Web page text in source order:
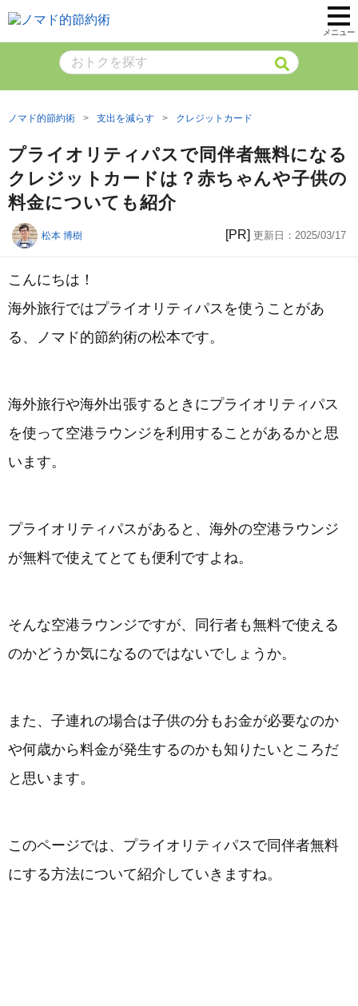
メニュー
ノマド的節約術 支出を減らす クレジットカード
プライオリティパスで同伴者無料になる
クレジットカードは？赤ちゃんや子供の
料金についても紹介
松本 博樹 [PR] 更新日： 2025/03/17
こんにちは！
海外旅行ではプライオリティパスを使うことがあ
る、ノマド的節約術の松本です。
海外旅行や海外出張するときにプライオリティパス
を使って空港ラウンジを利用することがあるかと思
います。
プライオリティパスがあると、海外の空港ラウンジ
が無料で使えてとても便利ですよね。
そんな空港ラウンジですが、同行者も無料で使える
のかどうか気になるのではないでしょうか。
また、子連れの場合は子供の分もお金が必要なのか
や何歳から料金が発生するのかも知りたいところだ
と思います。
このページでは、プライオリティパスで同伴者無料
にする方法について紹介していきますね。